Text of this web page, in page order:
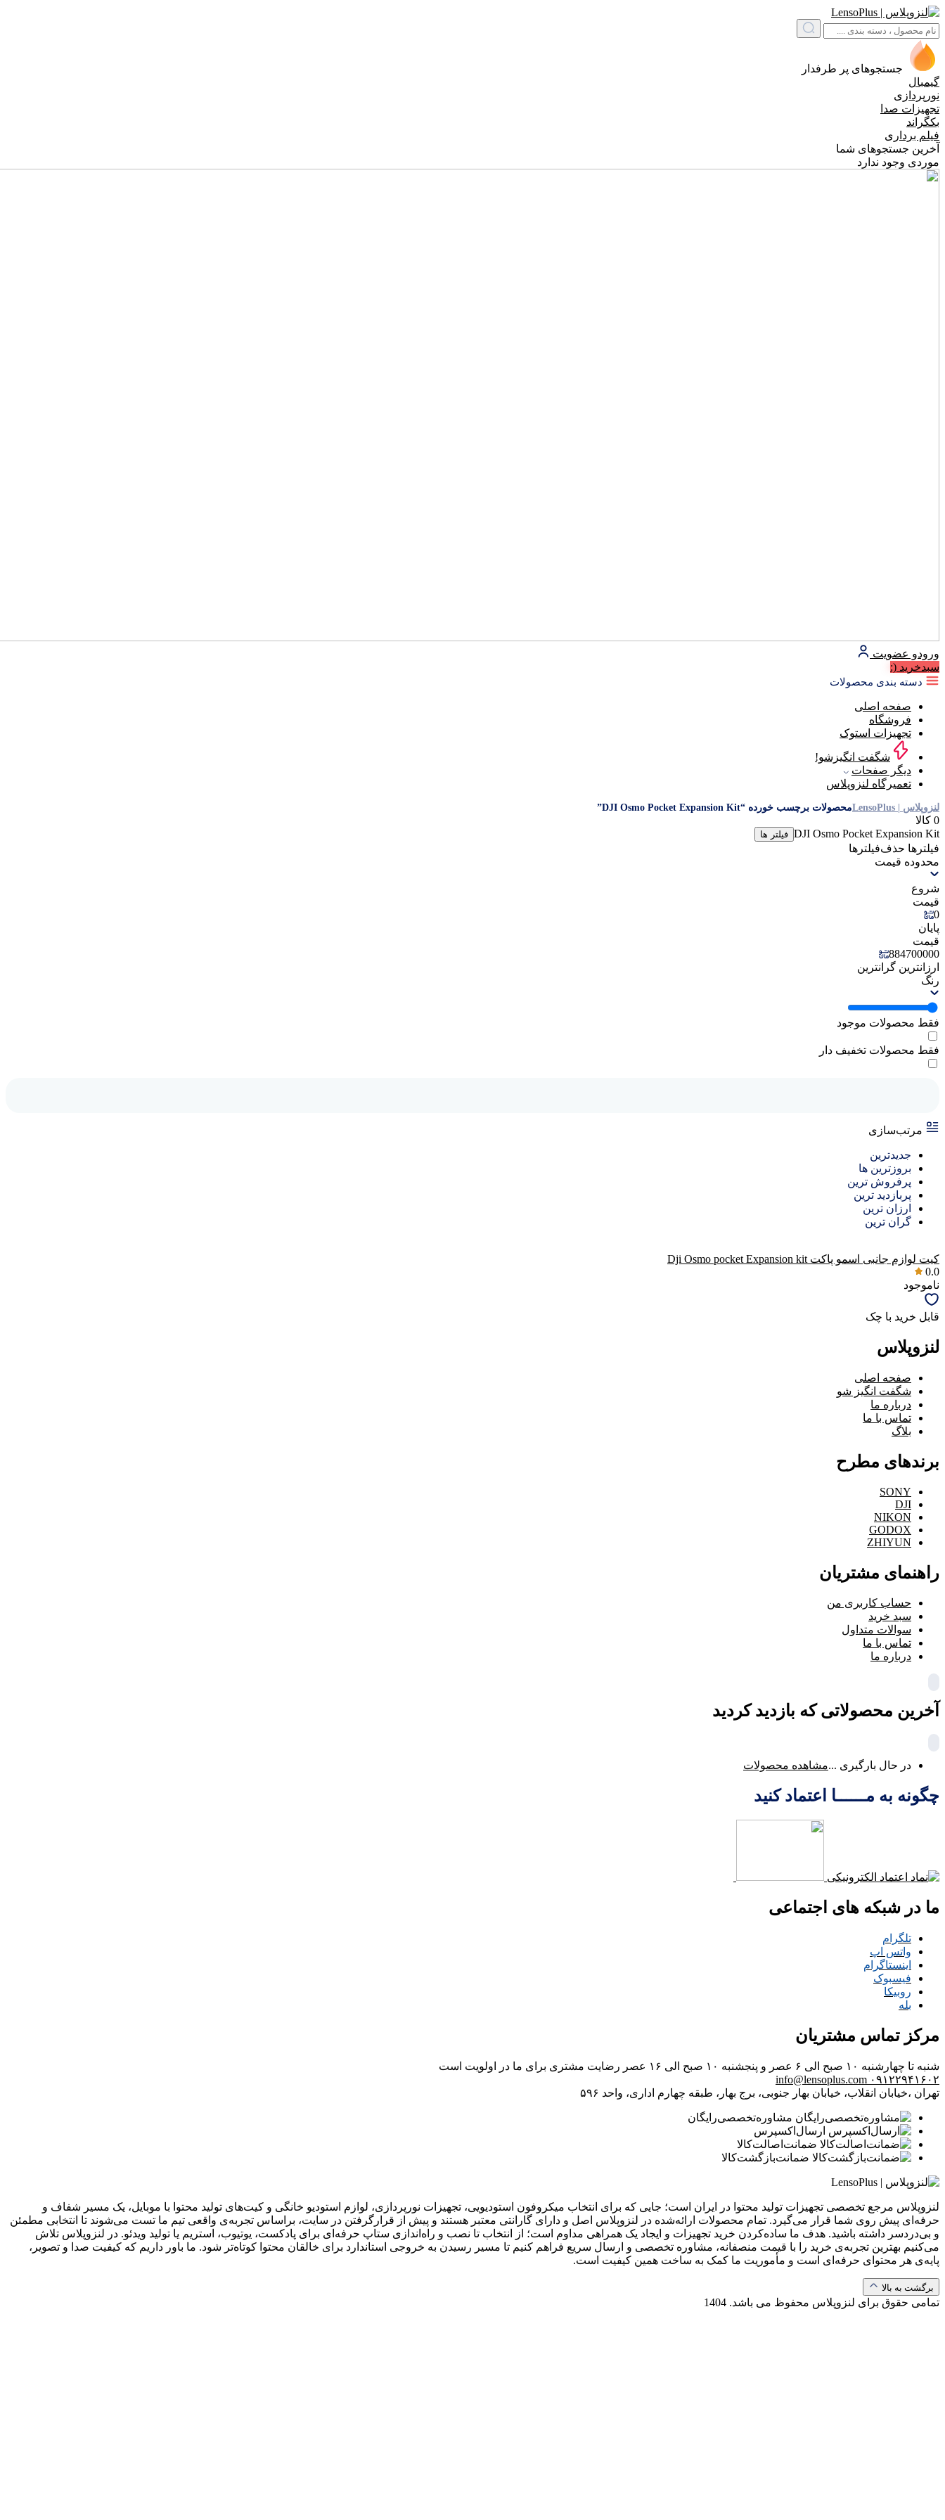
جستجوهای پر طرفدار
گیمبال
نورپردازی
تجهیزات صدا
بکگراند
فیلم برداری
آخرین جستجوهای شما
موردی وجود ندارد
ورودو عضویت
سبد‌خرید (:
دسته بندی محصولات
صفحه اصلی
فروشگاه
تجهیزات استوک
شگفت انگیزشو!
دیگر صفحات
تعمیرگاه لنزوپلاس
لنزوپلاس | LensoPlus محصولات برچسب خورده “DJI Osmo Pocket Expansion Kit”
0 کالا
DJI Osmo Pocket Expansion Kit فیلتر ها
فیلترها حذف‌فیلتر‌ها
محدوده قیمت
شروع
قیمت
0
پایان
قیمت
884700000
ارزانترین گرانترین
رنگ
فقط محصولات موجود
فقط محصولات تخفیف دار
مرتب‌سازی
جدیدترین
بروزترین ها
پرفروش ترین
پربازدید ترین
ارزان ترین
گران ترین
کیت لوازم جانبی اسمو پاکت Dji Osmo pocket Expansion kit
0.0
ناموجود
قابل خرید با چک
لنزوپلاس
صفحه اصلی
شگفت انگیز شو
درباره ما
تماس با ما
بلاگ
برندهای مطرح
SONY
DJI
NIKON
GODOX
ZHIYUN
راهنمای مشتریان
حساب کاربری من
سبد خرید
سوالات متداول
تماس با ما
درباره ما
آخرین محصولاتی که بازدید کردید
در حال بارگیری ...مشاهده محصولات
چگونه به مــــــا اعتماد کنید
ما در شبکه های اجتماعی
تلگرام
واتس اپ
اینستاگرام
فیسبوک
روبیکا
بله
مرکز تماس مشتریان
شنبه تا چهارشنبه ۱۰ صبح الی ۶ عصر و پنجشنبه ۱۰ صبح الی ۱۶ عصر
رضایت مشتری برای ما در اولویت است
۰۹۱۲۲۹۴۱۶۰۲ info@lensoplus.com
تهران ،خیابان انقلاب، خیابان بهار جنوبی، برج بهار، طبقه چهارم اداری، واحد ۵۹۶
مشاوره‌تخصصی‌رایگان
ارسال‌اکسپرس
ضمانت‌اصالت‌کالا
ضمانت‌بازگشت‌کالا
لنزوپلاس مرجع تخصصی تجهیزات تولید محتوا در ایران است؛ جایی که برای انتخاب میکروفون استودیویی، تجهیزات نورپردازی، لوازم استودیو خانگی و کیت‌های تولید محتوا با موبایل، یک مسیر شفاف و
حرفه‌ای پیش روی شما قرار می‌گیرد. تمام محصولات ارائه‌شده در لنزوپلاس اصل و دارای گارانتی معتبر هستند و پیش از قرارگرفتن در سایت، براساس تجربه‌ی واقعی تیم ما تست می‌شوند تا انتخابی مطمئن
و بی‌دردسر داشته باشید. هدف ما ساده‌کردن خرید تجهیزات و ایجاد یک همراهی مداوم است؛ از انتخاب تا نصب و راه‌اندازی ستاپ حرفه‌ای برای پادکست، یوتیوب، استریم یا تولید ویدئو. در لنزوپلاس تلاش
می‌کنیم بهترین تجربه‌ی خرید را با قیمت منصفانه، مشاوره تخصصی و ارسال سریع فراهم کنیم تا مسیر رسیدن به خروجی استاندارد برای خالقان محتوا کوتاه‌تر شود. ما باور داریم که کیفیت صدا و تصویر،
پایه‌ی هر محتوای حرفه‌ای است و مأموریت ما کمک به ساخت همین کیفیت است.
برگشت به بالا
تمامی حقوق برای لنزوپلاس محفوظ می باشد. 1404